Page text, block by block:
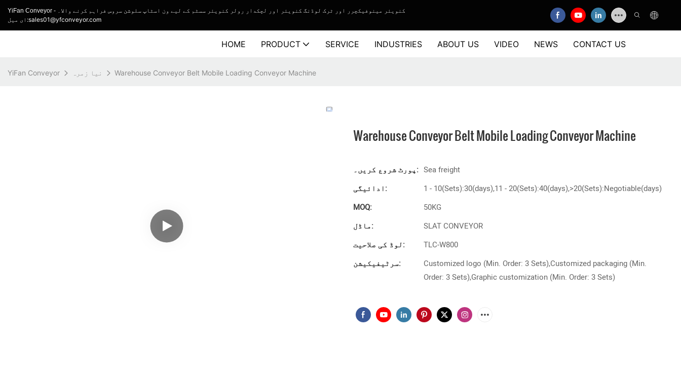
YiFan Conveyor - کنویئر مینوفیکچرر اور ٹرک لوڈنگ کنویئر اور لچکدار رولر کنویئر سسٹم کے لیے ون اسٹاپ سلوشن سروس فراہم کرنے والا۔
ای میل:sales01@yfconveyor.com
HOME PRODUCT SERVICE INDUSTRIES ABOUT US VIDEO NEWS CONTACT US
YiFan Conveyor نیا زمرہ Warehouse Conveyor Belt Mobile Loading Conveyor Machine
Warehouse Conveyor Belt Mobile Loading Conveyor Machine
پورٹ شروع کریں۔: Sea freight
ادائیگی:
1 - 10(Sets):30(days),11 - 20(Sets):40(days),>20(Sets):Negotiable(days)
MOQ:
50KG
ماڈل:
SLAT CONVEYOR
لوڈ کی صلاحیت:
TLC-W800
سرٹیفیکیشن:
Customized logo (Min. Order: 3 Sets),Customized packaging (Min.
Order: 3 Sets),Graphic customization (Min. Order: 3 Sets)